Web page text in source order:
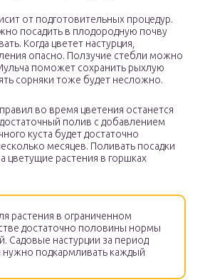
от подготовительных процедур.
посадить в плодородную почву
Когда цветет настурция,
опасно. Ползучие стебли можно
поможет сохранить рыхлую
сорняки тоже будет несложно.
во время цветения останется
полив с добавлением
куста будет достаточно
месяцев. Поливать посадки
цветущие растения в горшках
растения в ограниченном
достаточно половины нормы
Садовые настурции за период
нужно подкармливать каждый